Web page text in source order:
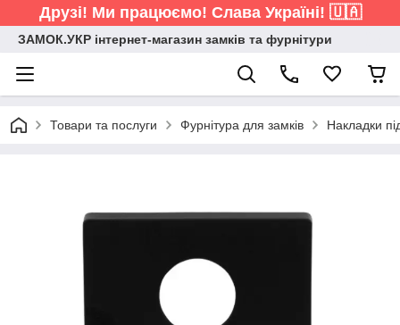
Друзі! Ми працюємо! Слава Україні! 🇺🇦
ЗАМОК.УКР інтернет-магазин замків та фурнітури
Товари та послуги Фурнітура для замків Накладки